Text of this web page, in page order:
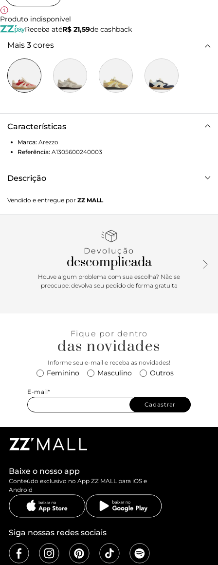
Produto indisponível
Receba atéR$ 21,59de cashback
Mais 3 cores
Características
Marca: Arezzo
Referência: A1305600240003
Descrição
de amarração tem solado baixo emborrachado bege. Traz
cabedal em couro e camurça com recortes e aplicações,
ponta, tem fecho em cadarços de cordão branco e tag
Vendido e entregue por ZZ MALL
Devolução
descomplicada
Houve algum problema com sua escolha? Não se
preocupe: devolva seu pedido de forma gratuita
Fique por dentro
das novidades
Informe seu e-mail e receba as novidades!
Feminino Masculino Outros
E-mail*
Cadastrar
Baixe o nosso app
Conteúdo exclusivo no App ZZ MALL para iOS e
Android
Siga nossas redes sociais